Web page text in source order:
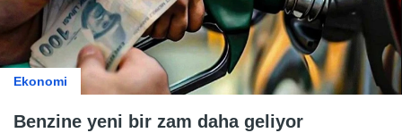
Ekonomi
Benzine yeni bir zam daha geliyor